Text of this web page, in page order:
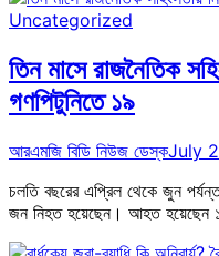
Uncategorized
তিন মাসে রাজনৈতিক
গণপিটুনিতে ১৯
আরএমজি বিডি নিউজ ডেস্কJuly
চলতি বছরের এপ্রিল থেকে জুন
জন নিহত হয়েছেন। আহত